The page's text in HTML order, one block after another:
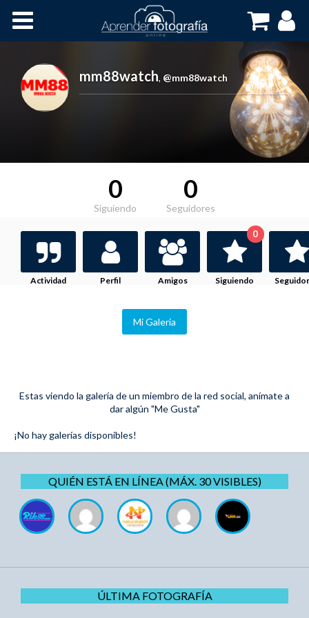
Cursos OnLine
mm88watch, @mm88watch
0
Siguiendo
0
Seguidores
Actividad Perfil Amigos Siguiendo
0
Mi Galeria
Estas viendo la galería de un miembro de la red social, anímate a
dar algún "Me Gusta"
¡No hay galerías disponibles!
QUIÉN ESTÁ EN LÍNEA (MÁX. 30 VISIBLES)
ÚLTIMA FOTOGRAFÍA